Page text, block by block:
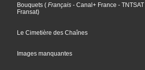
Bouquets ( Français - Canal+ France - TNTSAT
Fransat)
Le Cimetière des Chaînes
Images manquantes